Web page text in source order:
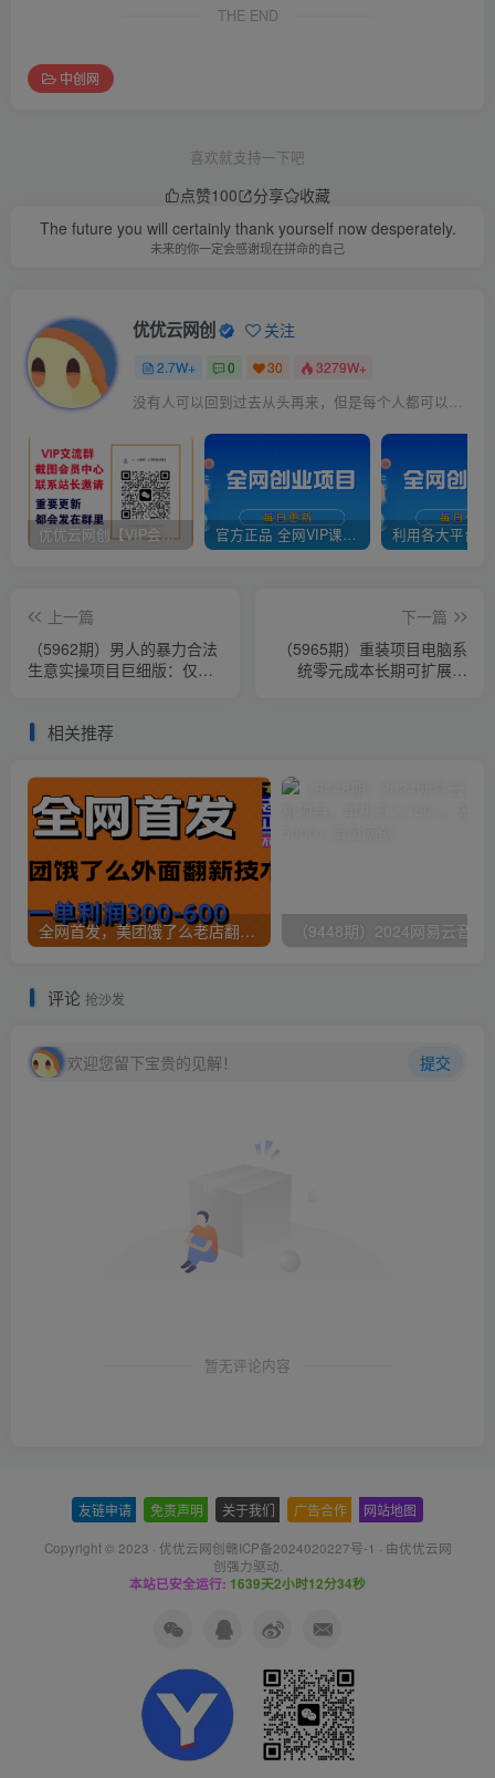
THE END
中创网
喜欢就支持一下吧
点赞100 分享
收藏
The future you will certainly thank yourself now desperately.
未来的你一定会感谢现在拼命的自己
优优云网创 关注
2.7W+ 0 30 3279W+
没有人可以回到过去从头再来，但是每个人都可以从今天开始，创造一个全新的结局
优优云网创【VIP会员专属交流群】 官方正品 全网VIP课程 无损下载~
上一篇
（5962期）男人的暴力合法
生意实操项目巨细版：仅一
下一篇
（5965期）重装项目电脑系
统零元成本长期可扩展项
相关推荐
全网首发，美团饿了么老店翻新最新技术，一单利润300-600
评论 抢沙发
欢迎您留下宝贵的见解！ 提交
暂无评论内容
友链申请 免责声明 关于我们 广告合作 网站地图
Copyright © 2023 · 优优云网创赣ICP备2024020227号-1 · 由优优云网
创强力驱动.
本站已安全运行: 1639天2小时12分35秒